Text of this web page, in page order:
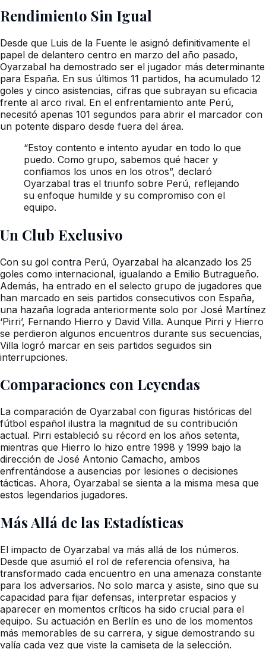
Rendimiento Sin Igual
Desde que Luis de la Fuente le asignó definitivamente el
papel de delantero centro en marzo del año pasado,
Oyarzabal ha demostrado ser el jugador más determinante
para España. En sus últimos 11 partidos, ha acumulado 12
goles y cinco asistencias, cifras que subrayan su eficacia
frente al arco rival. En el enfrentamiento ante Perú,
necesitó apenas 101 segundos para abrir el marcador con
un potente disparo desde fuera del área.
“Estoy contento e intento ayudar en todo lo que
puedo. Como grupo, sabemos qué hacer y
confiamos los unos en los otros”, declaró
Oyarzabal tras el triunfo sobre Perú, reflejando
su enfoque humilde y su compromiso con el
equipo.
Un Club Exclusivo
Con su gol contra Perú, Oyarzabal ha alcanzado los 25
goles como internacional, igualando a Emilio Butragueño.
Además, ha entrado en el selecto grupo de jugadores que
han marcado en seis partidos consecutivos con España,
una hazaña lograda anteriormente solo por José Martínez
‘Pirri’, Fernando Hierro y David Villa. Aunque Pirri y Hierro
se perdieron algunos encuentros durante sus secuencias,
Villa logró marcar en seis partidos seguidos sin
interrupciones.
Comparaciones con Leyendas
La comparación de Oyarzabal con figuras históricas del
fútbol español ilustra la magnitud de su contribución
actual. Pirri estableció su récord en los años setenta,
mientras que Hierro lo hizo entre 1998 y 1999 bajo la
dirección de José Antonio Camacho, ambos
enfrentándose a ausencias por lesiones o decisiones
tácticas. Ahora, Oyarzabal se sienta a la misma mesa que
estos legendarios jugadores.
Más Allá de las Estadísticas
El impacto de Oyarzabal va más allá de los números.
Desde que asumió el rol de referencia ofensiva, ha
transformado cada encuentro en una amenaza constante
para los adversarios. No solo marca y asiste, sino que su
capacidad para fijar defensas, interpretar espacios y
aparecer en momentos críticos ha sido crucial para el
equipo. Su actuación en Berlín es uno de los momentos
más memorables de su carrera, y sigue demostrando su
valía cada vez que viste la camiseta de la selección.